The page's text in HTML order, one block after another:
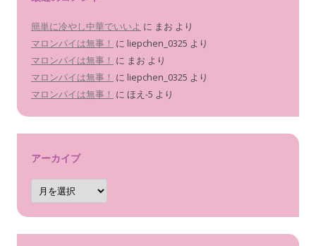
簡単に冷やし中華でいいよ に まお より
マロンパイは無事！ に liepchen_0325 より
マロンパイは無事！ に まお より
マロンパイは無事！ に liepchen_0325 より
マロンパイは無事！ に ほえ-5 より
アーカイブ
ア
ー
カ